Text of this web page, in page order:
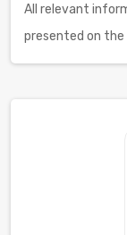
All relevant
presented on the